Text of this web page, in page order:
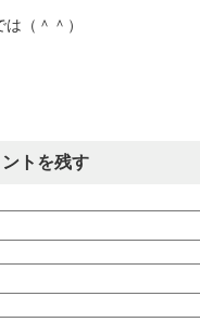
（＾＾）
トを残す